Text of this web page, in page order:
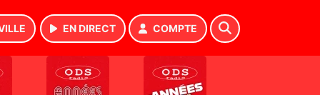
EN DIRECT COMPTE